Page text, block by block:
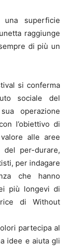
superficie
raggiunge
di più un
si conferma
sociale del
operazione
l’obiettivo di
alle aree
per-durare,
per indagare
che hanno
più longevi di
di Without
partecipa al
idee e aiuta gli